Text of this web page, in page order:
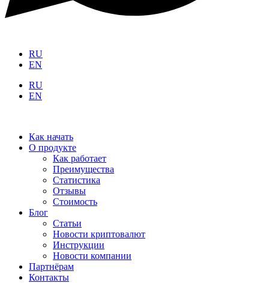
RU
EN
RU
EN
Как начать
О продукте
Как работает
Преимущества
Статистика
Отзывы
Стоимость
Блог
Статьи
Новости криптовалют
Инструкции
Новости компании
Партнёрам
Контакты